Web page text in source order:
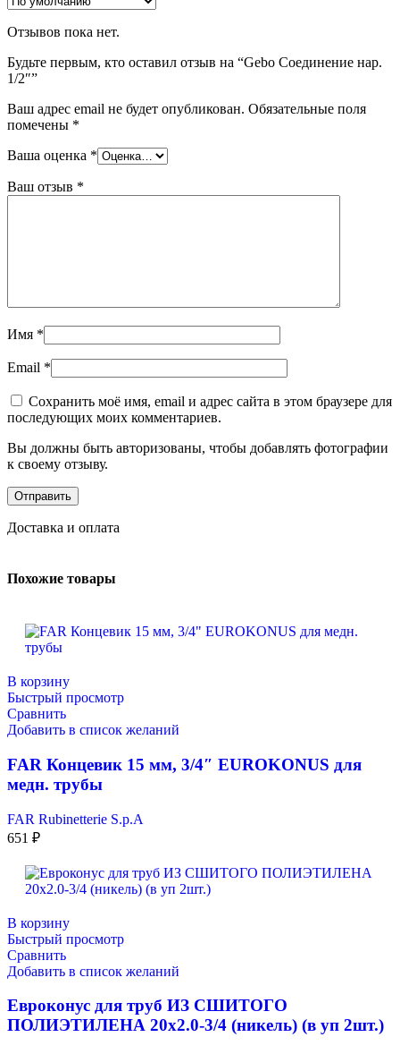
Отзывов пока нет.
Будьте первым, кто оставил отзыв на “Gebo Соединение нар.
1/2″”
Ваш адрес email не будет опубликован. Обязательные поля
помечены *
Ваша оценка *
Ваш отзыв *
Имя *
Email *
Сохранить моё имя, email и адрес сайта в этом браузере для
последующих моих комментариев.
Вы должны быть авторизованы, чтобы добавлять фотографии
к своему отзыву.
Доставка и оплата
Похожие товары
В корзину
Быстрый просмотр
Сравнить
Добавить в список желаний
FAR Концевик 15 мм, 3/4″ EUROKONUS для
медн. трубы
FAR Rubinetterie S.p.A
651 ₽
В корзину
Быстрый просмотр
Сравнить
Добавить в список желаний
Евроконус для труб ИЗ СШИТОГО
ПОЛИЭТИЛЕНА 20х2.0-3/4 (никель) (в уп 2шт.)